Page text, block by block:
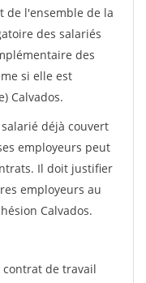
de l'ensemble de la
des salariés
des
si elle est
Calvados.
déjà couvert
employeurs peut
Il doit justifier
employeurs au
Calvados.
contrat de travail